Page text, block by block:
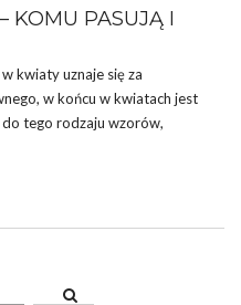
KOMU PASUJĄ I
kwiaty uznaje się za
w końcu w kwiatach jest
do tego rodzaju wzorów,
SUKIENKI?